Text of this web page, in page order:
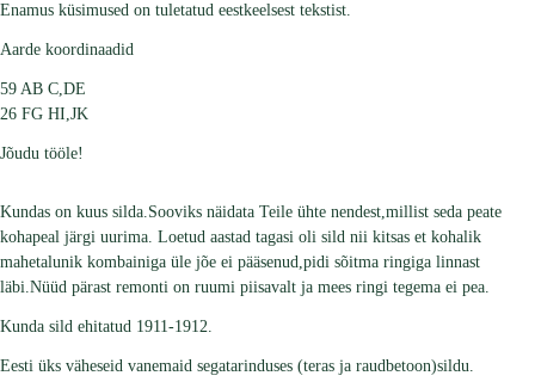
Enamus küsimused on tuletatud eestkeelsest tekstist.
Aarde koordinaadid
59 AB C,DE
26 FG HI,JK
Jõudu tööle!
Kundas on kuus silda.Sooviks näidata Teile ühte nendest,millist seda peate
kohapeal järgi uurima. Loetud aastad tagasi oli sild nii kitsas et kohalik
mahetalunik kombainiga üle jõe ei pääsenud,pidi sõitma ringiga linnast
läbi.Nüüd pärast remonti on ruumi piisavalt ja mees ringi tegema ei pea.
Kunda sild ehitatud 1911-1912.
Eesti üks väheseid vanemaid segatarinduses (teras ja raudbetoon)sildu.